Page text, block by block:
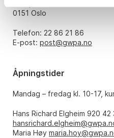
0151 Oslo
Telefon: 22 86 21 86
E-post: post@gwpa.no
Åpningstider
Mandag – fredag kl. 10-17,
Hans Richard Elgheim 920 42
Maria Høy